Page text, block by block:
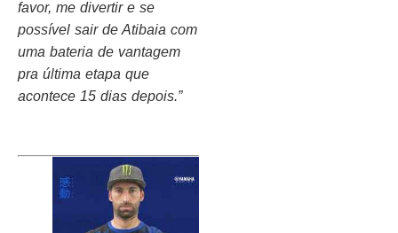
favor, me divertir e se
possível sair de Atibaia com
uma bateria de vantagem
pra última etapa que
acontece 15 dias depois.”